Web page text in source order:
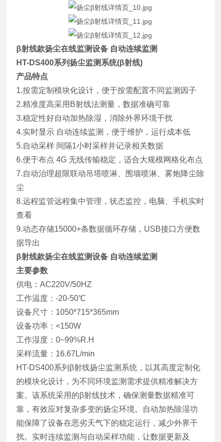
β射线款扬尘在线监测设备 自动连续监测
HT-DS400系列扬尘监测系统(β射线)
产品特点
1.按需定制模块化设计，便于按需配置不同监测因子
2.精准度高采用B射线法测量，数据准确可靠
3.稳定性好自动加热除湿，消除外界环境干扰
4.实时显示 自动连续监测，便于维护，运行成本低
5.自动采样 间隔1小时采样并记录相关数据
6.便于布点 4G 无线传输稳定，适合大规模网格化布点
7.自动治理超限联动吊塔喷淋、围墙喷淋、雾炮降尘除
尘
8.远程监管远程集中管理，状态监控，电脑、手机实时
查看
9.动态存储15000+条数据循环存储，USB接口方便数
据导出
β射线款扬尘在线监测设备 自动连续监测
主要参数
供电：AC220V/50HZ
工作温度：-20-50℃
设备尺寸：1050*715*365mm
设备功率：<150W
工作湿度：0~99%R.H
采样流量：16.67L/min
HT-DS400系列β射线扬尘监测系统，以其高度定制化
的模块化设计，为不同环境监测需求提供精准解决方
案。该系统采用的β射线技术，确保测量数据精准可
靠，有效应对复杂多变的扬尘环境。自动加热除湿功
能保障了设备在恶劣天气下的稳定运行，减少外界干
扰。实时连续监测与自动采样功能，让数据更新及